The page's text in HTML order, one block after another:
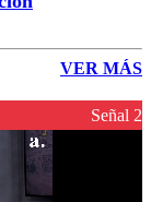
VER MÁS
Señal 2